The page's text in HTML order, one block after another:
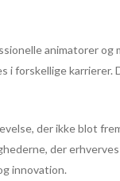
animatorer og
forskellige
der ikke blot
der
innovation.